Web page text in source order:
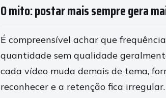
O mito: postar mais sempre gera
É compreensível achar que
quantidade sem qualidade
cada vídeo muda demais de tema,
reconhecer e a retenção fica irregular.